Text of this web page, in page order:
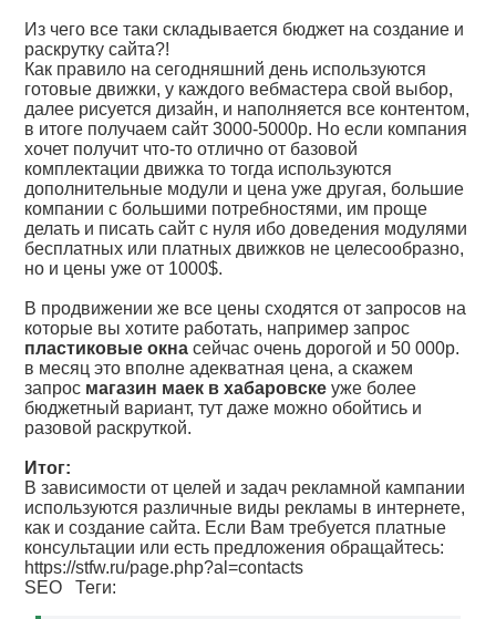
Из чего все таки складывается бюджет на создание и
раскрутку сайта?!
Как правило на сегодняшний день используются
готовые движки, у каждого вебмастера свой выбор,
далее рисуется дизайн, и наполняется все контентом,
в итоге получаем сайт 3000-5000р. Но если компания
хочет получит что-то отлично от базовой
комплектации движка то тогда используются
дополнительные модули и цена уже другая, большие
компании с большими потребностями, им проще
делать и писать сайт с нуля ибо доведения модулями
бесплатных или платных движков не целесообразно,
но и цены уже от 1000$.
В продвижении же все цены сходятся от запросов на
которые вы хотите работать, например запрос
пластиковые окна сейчас очень дорогой и 50 000р.
в месяц это вполне адекватная цена, а скажем
запрос магазин маек в хабаровске уже более
бюджетный вариант, тут даже можно обойтись и
разовой раскруткой.
Итог:
В зависимости от целей и задач рекламной кампании
используются различные виды рекламы в интернете,
как и создание сайта. Если Вам требуется платные
консультации или есть предложения обращайтесь:
https://stfw.ru/page.php?al=contacts
SEO Теги: